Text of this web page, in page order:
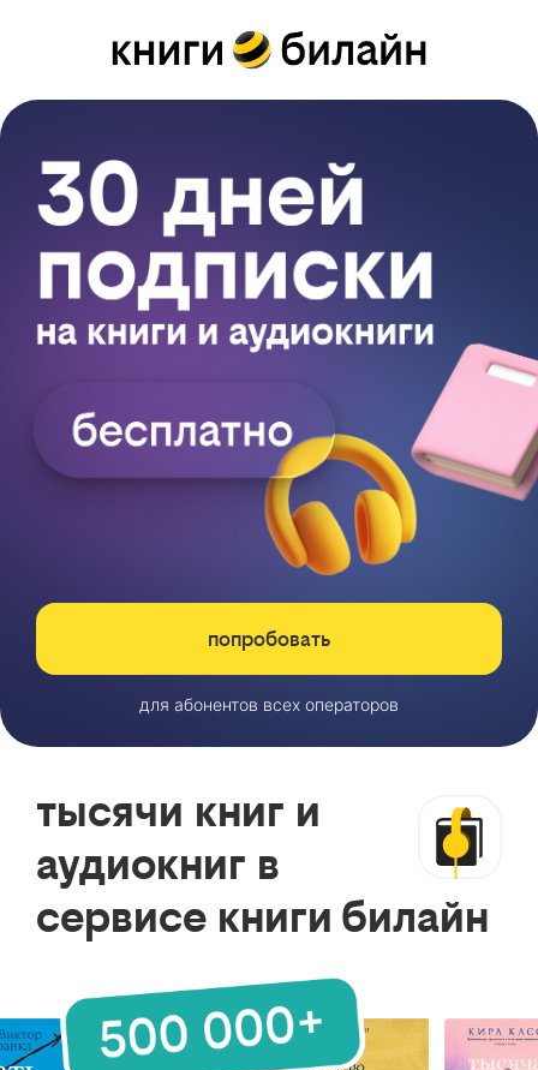
попробовать
для абонентов всех операторов
тысячи книг и
аудиокниг в
сервисе книги билайн